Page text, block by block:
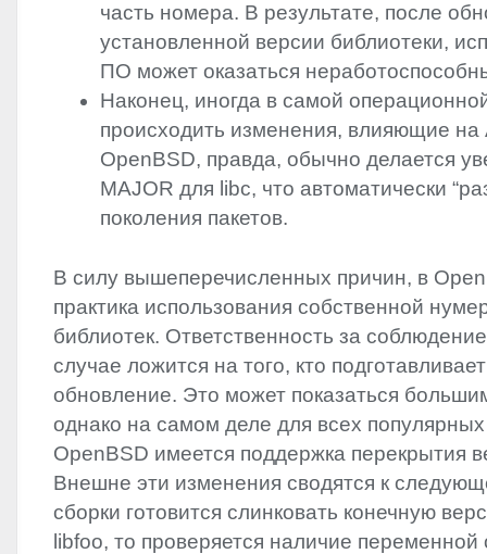
часть номера. В результате, после
установленной версии библиотеки,
ПО может оказаться
Наконец, иногда в самой
происходить изменения, влияющие на
OpenBSD, правда, обычно делается
MAJOR для libc, что автоматически
поколения пакетов.
В силу вышеперечисленных причин, в
практика использования собственной
библиотек. Ответственность за
случае ложится на того, кто
обновление. Это может показаться
однако на самом деле для всех
OpenBSD имеется поддержка перекрытия
Внешне эти изменения сводятся к
сборки готовится слинковать конечную
libfoo, то проверяется наличие переменной